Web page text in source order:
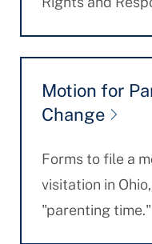
Motion for
Change
Forms to file a
visitation in
"parenting time."